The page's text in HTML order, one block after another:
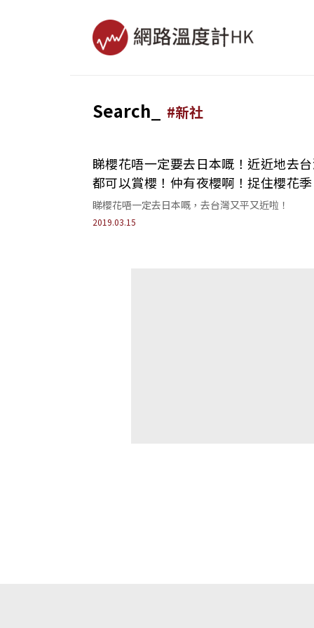
Search_ #新社
睇櫻花唔一定要去日本嘅！近近地去
都可以賞櫻！仲有夜櫻啊！捉住櫻花
去打卡喇喂！
睇櫻花唔一定去日本嘅，去台灣又平又近啦！
2019.03.15